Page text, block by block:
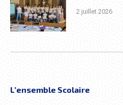
2 juillet 2026
L’ensemble Scolaire